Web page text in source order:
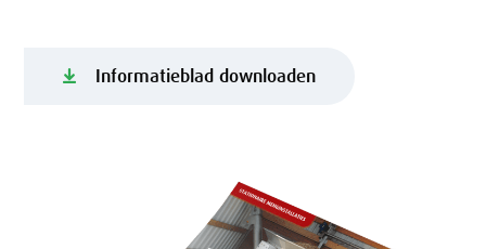
Informatieblad downloaden